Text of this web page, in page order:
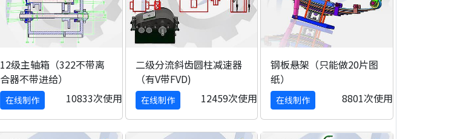
12级主轴箱（322不带离
合器不带进给）
在线制作 10833次使用
二级分流斜齿圆柱减速器
（有V带FVD)
在线制作 12459次使用
钢板悬架（只能做20片图
纸）
在线制作 8801次使用